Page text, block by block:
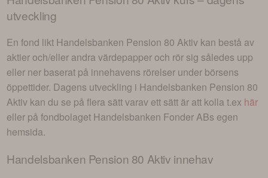
utveckling
En fond likt Handelsbanken Pension 80 Aktiv kan bestå av
aktier och/eller andra värdepapper och rör sig således upp
eller ner baserat på innehavens rörelser under börsens
öppettider. Dagens utveckling i Handelsbanken Pension 80
Aktiv kan du se på flera sätt varav ett sätt är att kolla t.ex här
eller på fondbolaget Handelsbanken Fonder ABs egen
hemsida.
Handelsbanken Pension 80 Aktiv innehav